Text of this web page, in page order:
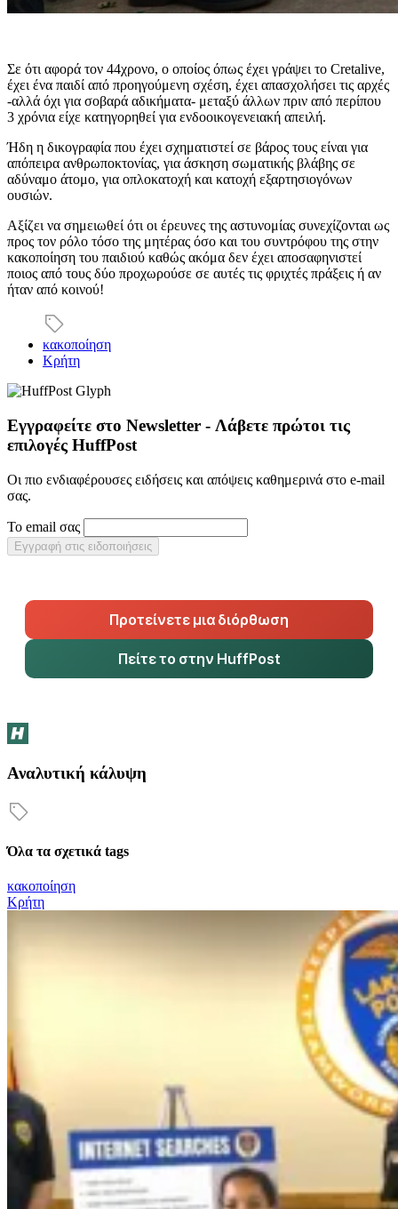
Σε ότι αφορά τον 44χρονο, ο οποίος όπως έχει γράψει το Cretalive,
έχει ένα παιδί από προηγούμενη σχέση, έχει απασχολήσει τις αρχές
-αλλά όχι για σοβαρά αδικήματα- μεταξύ άλλων πριν από περίπου
3 χρόνια είχε κατηγορηθεί για ενδοοικογενειακή απειλή.
Ήδη η δικογραφία που έχει σχηματιστεί σε βάρος τους είναι για
απόπειρα ανθρωποκτονίας, για άσκηση σωματικής βλάβης σε
αδύναμο άτομο, για οπλοκατοχή και κατοχή εξαρτησιογόνων
ουσιών.
Αξίζει να σημειωθεί ότι οι έρευνες της αστυνομίας συνεχίζονται ως
προς τον ρόλο τόσο της μητέρας όσο και του συντρόφου της στην
κακοποίηση του παιδιού καθώς ακόμα δεν έχει αποσαφηνιστεί
ποιος από τους δύο προχωρούσε σε αυτές τις φριχτές πράξεις ή αν
ήταν από κοινού!
κακοποίηση
Κρήτη
Εγγραφείτε στο Newsletter - Λάβετε πρώτοι τις
επιλογές HuffPost
Οι πιο ενδιαφέρουσες ειδήσεις και απόψεις καθημερινά στο e-mail
σας.
Το email σας
Εγγραφή στις ειδοποιήσεις
Προτείνετε μια διόρθωση
Πείτε το στην HuffPost
Αναλυτική κάλυψη
Όλα τα σχετικά tags
κακοποίηση
Κρήτη